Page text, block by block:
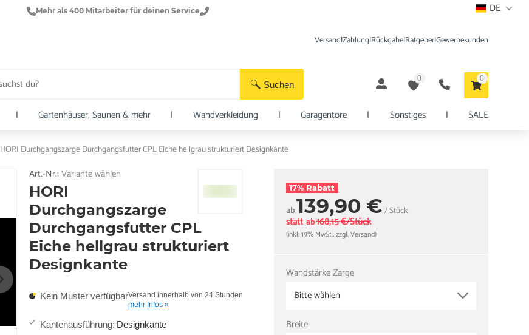
Mehr als 400 Mitarbeiter für deinen Service DE
Suchen
Versand|Zahlung|Rückgabe|Ratgeber|Gewerbekunden
0 0
| Gartenhäuser, Saunen & mehr | Wandverkleidung | Garagentore | Sonstiges | SALE
HORI Durchgangszarge Durchgangsfutter CPL Eiche hellgrau strukturiert Designkante
Art.-Nr.: Variante wählen
HORI
Durchgangszarge
Durchgangsfutter CPL
Eiche hellgrau strukturiert
Designkante
Kein Muster verfügbarVersand innerhalb von 24 Stunden
mehr Infos »
Kantenausführung: Designkante
17% Rabatt
ab139,90 €/ Stück
statt ab168,15 €/Stück
(inkl. 19% MwSt., zzgl. Versand)
Wandstärke Zarge
Bitte wählen
Breite